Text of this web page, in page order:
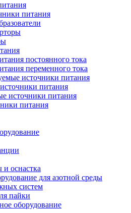
питания
постоянного тока
переменного тока
источники питания
питания
источники питания
питания
оснастка
для азотной среды
систем
пайки
оборудование